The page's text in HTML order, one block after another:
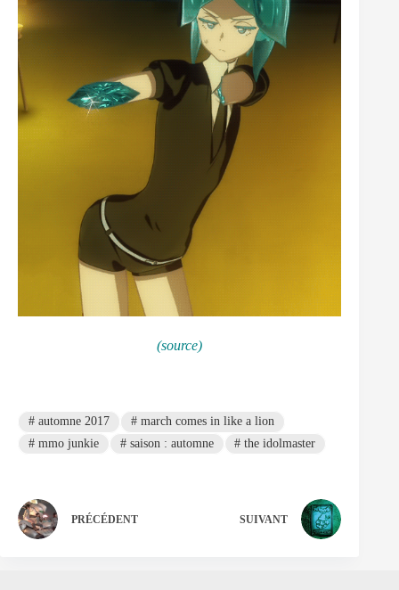
(source)
#automne 2017 #march comes in like a lion
#mmo junkie #saison : automne # the idolmaster
PRÉCÉDENT SUIVANT